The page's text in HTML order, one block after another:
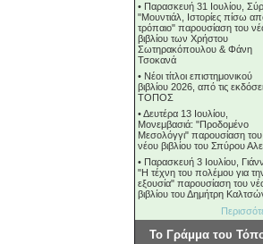
• Παρασκευή 31 Ιουλίου,
"Μουντιάλ, Ιστορίες πίσω
τρόπαιο" παρουσίαση του
βιβλίου των Χρήστου
Σωτηρακόπουλου & Φάνη
Τσοκανά
• Νέοι τίτλοι επιστημονικού
βιβλίου 2026, από τις
ΤΟΠΟΣ
•Δευτέρα 13 Ιουλίου,
Μονεμβασιά: "Προδομένο
Μεσολόγγι" παρουσίαση του
νέου βιβλίου του Σπύρου
• Παρασκευή 3 Ιουλίου,
"Η τέχνη του πολέμου για
εξουσία" παρουσίαση του
βιβλίου του Δημήτρη
Το Γράμμα του